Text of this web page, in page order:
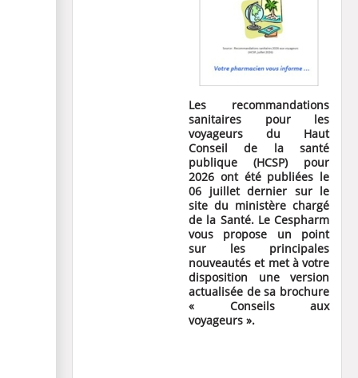
Les recommandations
sanitaires pour les
voyageurs du Haut
Conseil de la santé
publique (HCSP) pour
2026 ont été publiées le
06 juillet dernier sur le
site du ministère chargé
de la Santé. Le Cespharm
vous propose un point
sur les principales
nouveautés et met à votre
disposition une version
actualisée de sa brochure
« Conseils aux
voyageurs ».